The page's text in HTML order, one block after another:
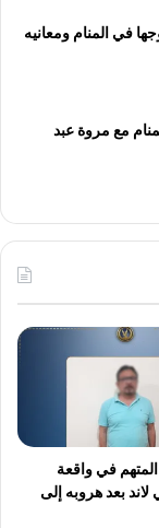
في المنام ومعانيه
مع مروة عبد
في واقعة
بعد هروبه إلى